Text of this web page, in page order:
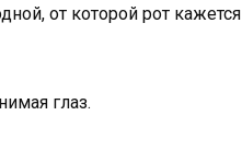
от которой рот кажется
глаз.